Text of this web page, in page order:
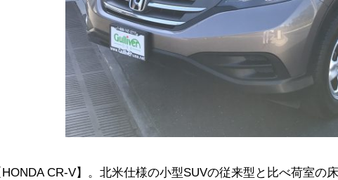
CR-V】。北米仕様の小型SUVの従来型と比べ荷室の